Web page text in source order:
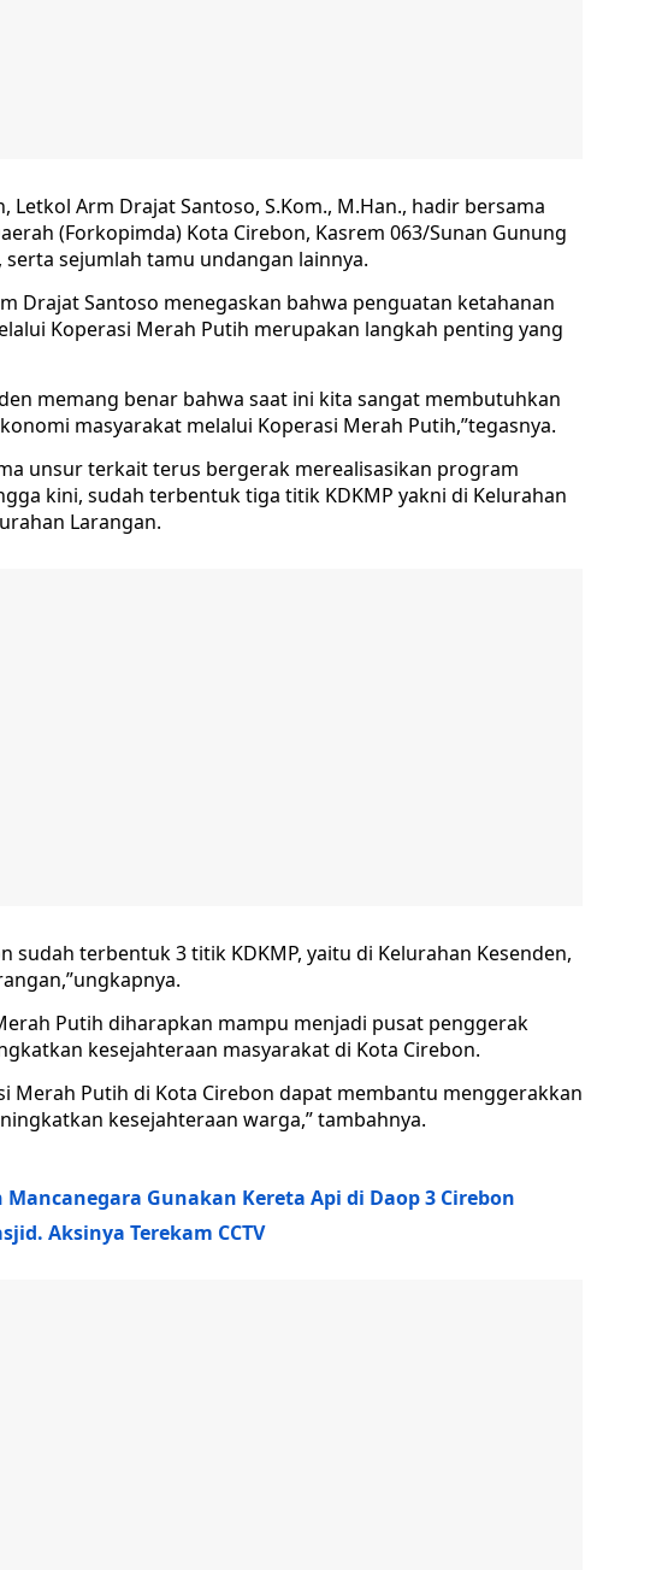
Letkol Arm Drajat Santoso, S.Kom., M.Han., hadir bersama
(Forkopimda) Kota Cirebon, Kasrem 063/Sunan Gunung
sejumlah tamu undangan lainnya.
Drajat Santoso menegaskan bahwa penguatan ketahanan
Koperasi Merah Putih merupakan langkah penting yang
memang benar bahwa saat ini kita sangat membutuhkan
masyarakat melalui Koperasi Merah Putih,”tegasnya.
unsur terkait terus bergerak merealisasikan program
kini, sudah terbentuk tiga titik KDKMP yakni di Kelurahan
Larangan.
sudah terbentuk 3 titik KDKMP, yaitu di Kelurahan Kesenden,
Putih diharapkan mampu menjadi pusat penggerak
kesejahteraan masyarakat di Kota Cirebon.
Merah Putih di Kota Cirebon dapat membantu menggerakkan
kesejahteraan warga,” tambahnya.
Gunakan Kereta Api di Daop 3 Cirebon
Aksinya Terekam CCTV